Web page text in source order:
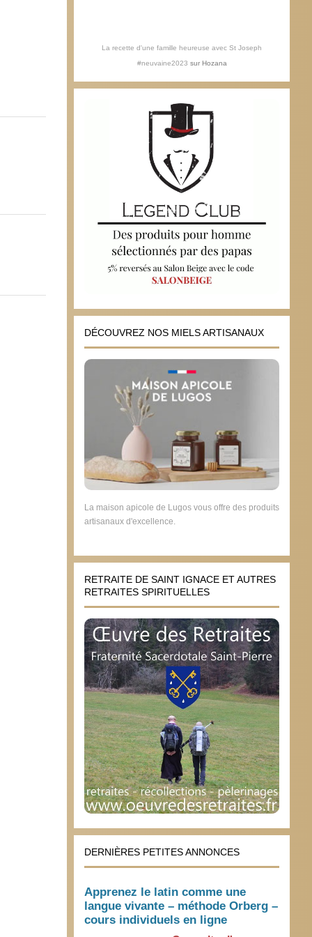
La recette d'une famille heureuse avec St Joseph
#neuvaine2023 sur Hozana
DÉCOUVREZ NOS MIELS ARTISANAUX
La maison apicole de Lugos vous offre des produits
artisanaux d'excellence.
RETRAITE DE SAINT IGNACE ET AUTRES
RETRAITES SPIRITUELLES
DERNIÈRES PETITES ANNONCES
Apprenez le latin comme une
langue vivante – méthode Orberg –
cours individuels en ligne